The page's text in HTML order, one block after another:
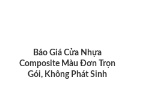
Báo Giá Cửa Nhựa
Composite Màu Đơn Trọn
Gói, Không Phát Sinh